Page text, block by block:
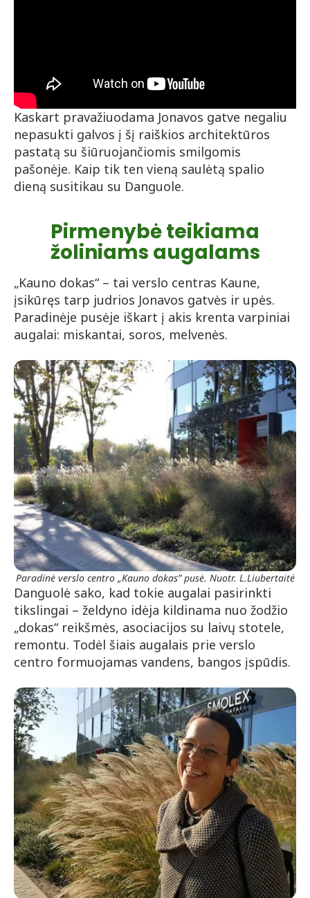
Kaskart pravažiuodama Jonavos gatve negaliu
nepasukti galvos į šį raiškios architektūros
pastatą su šiūruojančiomis smilgomis
pašonėje. Kaip tik ten vieną saulėtą spalio
dieną susitikau su Danguole.
Pirmenybė teikiama
žoliniams augalams
„Kauno dokas“ – tai verslo centras Kaune,
įsikūręs tarp judrios Jonavos gatvės ir upės.
Paradinėje pusėje iškart į akis krenta varpiniai
augalai: miskantai, soros, melvenės.
Paradinė verslo centro „Kauno dokas” pusė. Nuotr. L.Liubertaitė
Danguolė sako, kad tokie augalai pasirinkti
tikslingai – želdyno idėja kildinama nuo žodžio
„dokas“ reikšmės, asociacijos su laivų stotele,
remontu. Todėl šiais augalais prie verslo
centro formuojamas vandens, bangos įspūdis.